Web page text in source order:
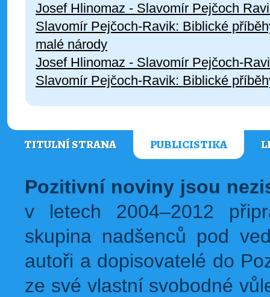
Josef Hlinomaz - Slavomír Pejčoch
Slavomír Pejčoch-Ravik: Biblické
malé národy
Josef Hlinomaz - Slavomír Pejčoch-
Slavomír Pejčoch-Ravik: Biblické
TITULNÍ STRANA PUBLICISTIKA
Pozitivní noviny jsou
v letech 2004–2012
skupina nadšenců pod
autoři a dopisovatelé do
ze své vlastní svobodné